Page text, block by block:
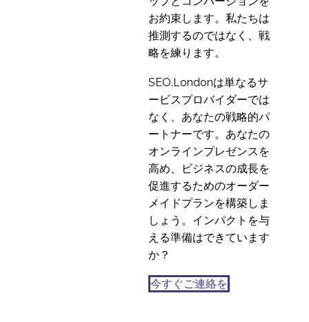
お約束します。私たちは
推測するのではなく、戦
略を練ります。
SEO.Londonは単なるサ
ービスプロバイダーでは
なく、あなたの戦略的パ
ートナーです。あなたの
オンラインプレゼンスを
高め、ビジネスの成長を
促進するためのオーダー
メイドプランを構築しま
しょう。インパクトを与
える準備はできています
か？
今すぐご連絡を